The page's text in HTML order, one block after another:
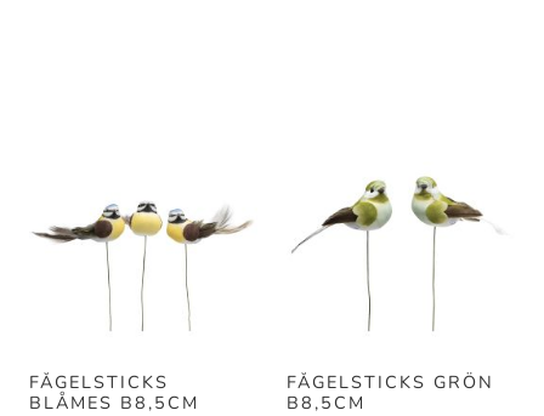
FÅGELSTICKS
BLÅMES B8,5CM
FÅGELSTICKS GRÖN
B8,5CM